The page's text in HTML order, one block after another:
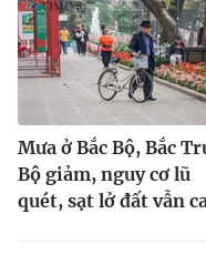
Mưa ở Bắc Bộ, Bắc
Bộ giảm, nguy cơ lũ
quét, sạt lở đất vẫn